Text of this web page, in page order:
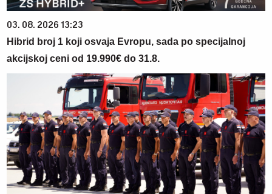
03. 08. 2026 13:23
Hibrid broj 1 koji osvaja Evropu, sada po specijalnoj
akcijskoj ceni od 19.990€ do 31.8.